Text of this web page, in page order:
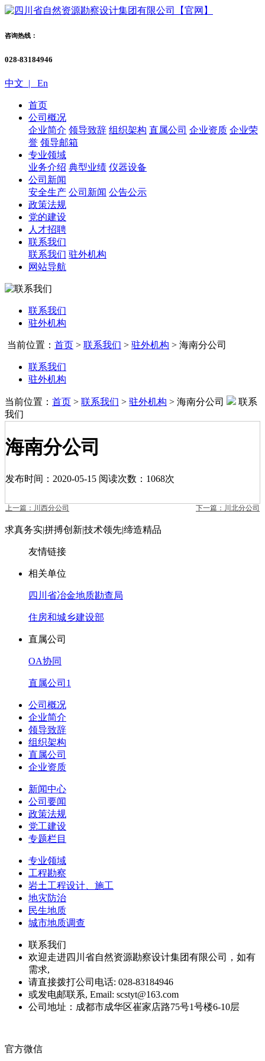
咨询热线：
028-83184946
中文 | En
首页
公司概况
企业简介 领导致辞 组织架构 直属公司 企业资质 企业荣
誉 领导邮箱
专业领域
业务介绍 典型业绩 仪器设备
公司新闻
安全生产 公司新闻 公告公示
政策法规
党的建设
人才招聘
联系我们
联系我们 驻外机构
网站导航
联系我们
驻外机构
当前位置： 首页 > 联系我们 > 驻外机构 > 海南分公司
联系我们
驻外机构
当前位置： 首页 > 联系我们 > 驻外机构 > 海南分公司
联系
我们
海南分公司
发布时间：2020-05-15 阅读次数：1068次
上一篇：川西分公司 下一篇：川北分公司
求真务实|拼搏创新|技术领先|缔造精品
友情链接
相关单位
四川省冶金地质勘查局
住房和城乡建设部
直属公司
OA协同
直属公司1
公司概况
企业简介
领导致辞
组织架构
直属公司
企业资质
新闻中心
公司要闻
政策法规
党工建设
专题栏目
专业领域
工程勘察
岩土工程设计、施工
地灾防治
民生地质
城市地质调查
联系我们
欢迎走进四川省自然资源勘察设计集团有限公司，如有
需求,
请直接拨打公司电话: 028-83184946
或发电邮联系, Email: scstyt@163.com
公司地址：成都市成华区崔家店路75号1号楼6-10层
官方微信